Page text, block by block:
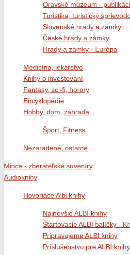
Oravské múzeum -
Turistika, turistický
Slovenské hrady a zámky
České hrady a zámky
Hrady a zámky - Európa
Medicína, lekárstvo
Knihy o investovaní
Fantasy, sci-fi, horory
Encyklopédie
Hobby, dom, záhrada
Šport, Fitness
Nezaradené, ostatné
Mince - zberateľské suveníry
Audioknihy
Hovoriace Albi knihy
Najnovšie ALBI knihy
Štartovacie ALBI balíčky -
Pripravujeme ALBI knihy
Príslušenstvo pre ALBI knihy